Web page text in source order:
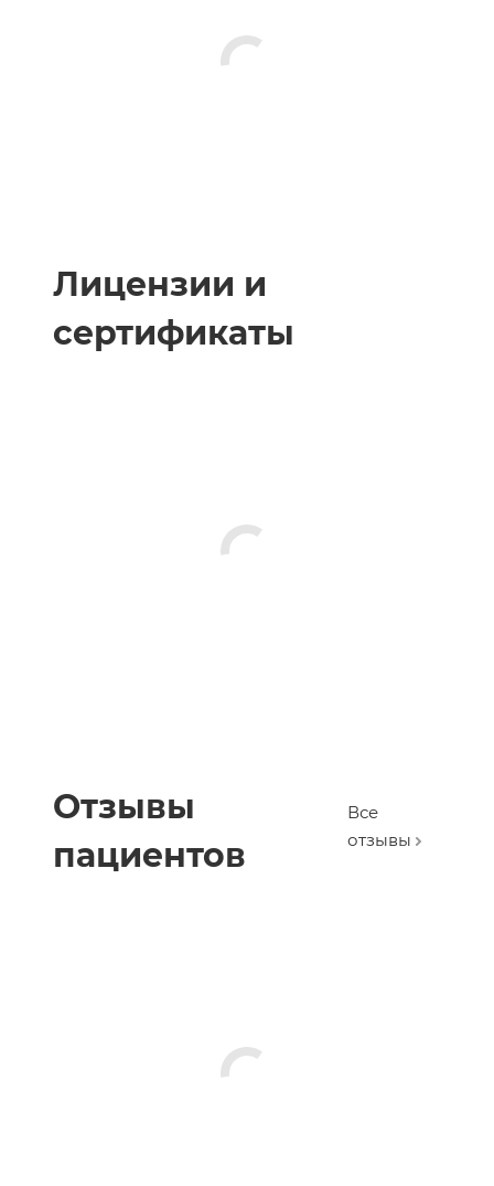
Лицензии и
сертификаты
Отзывы
пациентов
Все
отзывы